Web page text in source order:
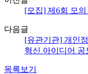
[모집] 제6회 모
다음글
[유관기관] 개인
혁신 아이디어 공
목록보기